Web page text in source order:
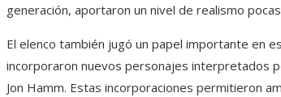
generación, aportaron un nivel de realismo
El elenco también jugó un papel importante en
incorporaron nuevos personajes interpretados
Jon Hamm. Estas incorporaciones permitieron